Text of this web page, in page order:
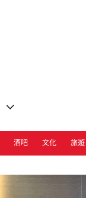
酒吧 文化 旅遊